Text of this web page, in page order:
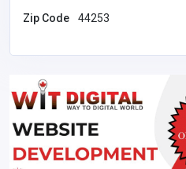
Zip Code 44253